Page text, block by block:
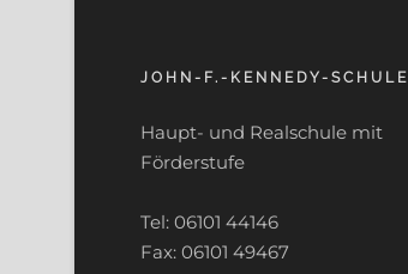
JOHN-F.-KENNEDY-SCHULE
Haupt- und Realschule mit
Förderstufe
Tel: 06101 44146
Fax: 06101 49467